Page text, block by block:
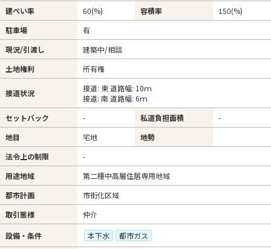
建ぺい率
60(%) 容積率
150(%)
駐車場
有
現況/引渡し
建築中/相談
土地権利
所有権
接道状況
接道: 東 道路幅: 10ｍ
接道: 南 道路幅: 6ｍ
セットバック
- 私道負担面積
-
地目
宅地
地勢
法令上の制限
-
用途地域
第二種中高層住居専用地域
都市計画
市街化区域
取引態様
仲介
設備・条件 本下水 都市ガス